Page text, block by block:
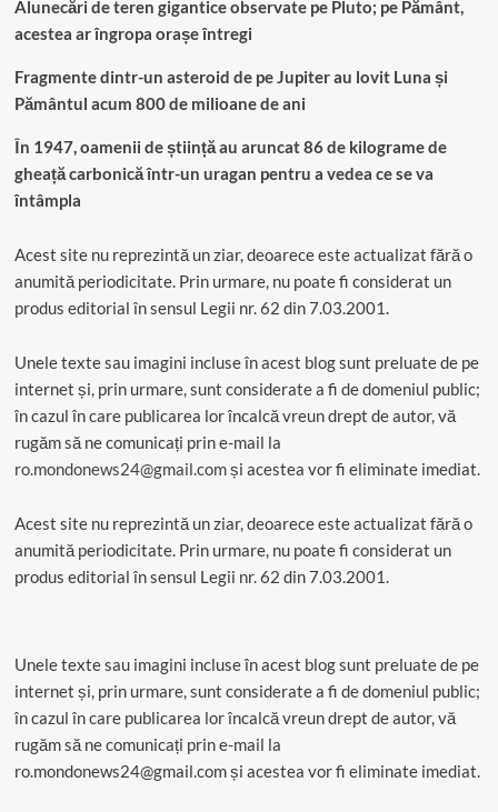
Alunecări de teren gigantice observate pe Pluto; pe Pământ,
acestea ar îngropa orașe întregi
Fragmente dintr-un asteroid de pe Jupiter au lovit Luna și
Pământul acum 800 de milioane de ani
În 1947, oamenii de știință au aruncat 86 de kilograme de
gheață carbonică într-un uragan pentru a vedea ce se va
întâmpla
Acest site nu reprezintă un ziar, deoarece este actualizat fără o
anumită periodicitate. Prin urmare, nu poate fi considerat un
produs editorial în sensul Legii nr. 62 din 7.03.2001.
Unele texte sau imagini incluse în acest blog sunt preluate de pe
internet și, prin urmare, sunt considerate a fi de domeniul public;
în cazul în care publicarea lor încalcă vreun drept de autor, vă
rugăm să ne comunicați prin e-mail la
ro.mondonews24@gmail.comși acestea vor fi eliminate imediat.
Acest site nu reprezintă un ziar, deoarece este actualizat fără o
anumită periodicitate. Prin urmare, nu poate fi considerat un
produs editorial în sensul Legii nr. 62 din 7.03.2001.
Unele texte sau imagini incluse în acest blog sunt preluate de pe
internet și, prin urmare, sunt considerate a fi de domeniul public;
în cazul în care publicarea lor încalcă vreun drept de autor, vă
rugăm să ne comunicați prin e-mail la
ro.mondonews24@gmail.com și acestea vor fi eliminate imediat.